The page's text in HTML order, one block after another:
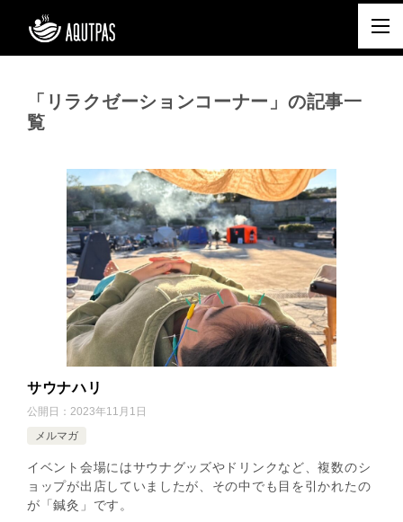
「リラクゼーションコーナー」の記事一
覧
サウナハリ
公開日： 2023年11月1日
メルマガ
イベント会場にはサウナグッズやドリンクなど、複数のシ
ョップが出店していましたが、その中でも目を引かれたの
が「鍼灸」です。